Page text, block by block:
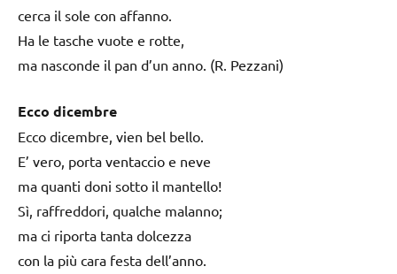
cerca il sole con affanno.
Ha le tasche vuote e rotte,
ma nasconde il pan d’un anno. (R. Pezzani)
Ecco dicembre
Ecco dicembre, vien bel bello.
E’ vero, porta ventaccio e neve
ma quanti doni sotto il mantello!
Sì, raffreddori, qualche malanno;
ma ci riporta tanta dolcezza
con la più cara festa dell’anno.